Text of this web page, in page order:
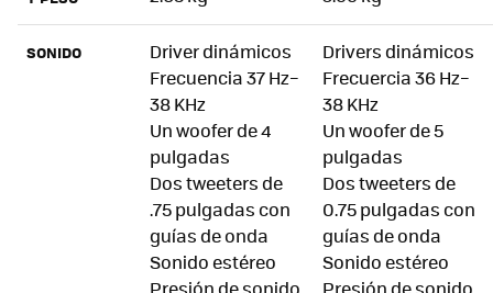
SONIDO
Driver dinámicos
Frecuencia 37 Hz–
38 KHz
Un woofer de 4
pulgadas
Dos tweeters de
.75 pulgadas con
guías de onda
Sonido estéreo
Drivers dinámicos
Frecuercia 36 Hz–
38 KHz
Un woofer de 5
pulgadas
Dos tweeters de
0.75 pulgadas con
guías de onda
Sonido estéreo